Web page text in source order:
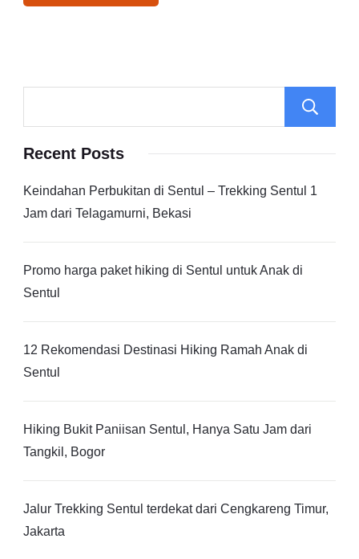
Recent Posts
Keindahan Perbukitan di Sentul – Trekking Sentul 1
Jam dari Telagamurni, Bekasi
Promo harga paket hiking di Sentul untuk Anak di
Sentul
12 Rekomendasi Destinasi Hiking Ramah Anak di
Sentul
Hiking Bukit Paniisan Sentul, Hanya Satu Jam dari
Tangkil, Bogor
Jalur Trekking Sentul terdekat dari Cengkareng Timur,
Jakarta